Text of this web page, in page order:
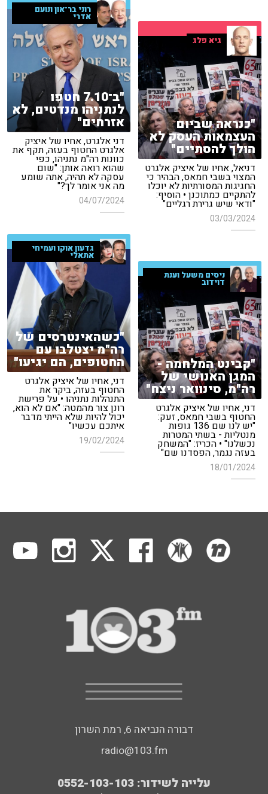
רוני בר־און ונועם
אדרי
"ב־7.10 חטפו
לנתניהו מנדטים, לא
אזרחים"
דני אלגרט, אחיו של איציק
אלגרט החטוף בעזה, תקף את
כוונות רה"מ נתניהו, כפי
שהוא רואה אותן: "שום
עסקה לא תהיה, אתה שומע
מה אני אומר לך?"
04/07/2024
גיא פלג
"כנראה שביום
העצמאות העסק לא
הולך להסתיים"
דניאל, אחיו של איציק אלגרט
המצוי בשבי חמאס, הבהיר כי
החגיגות המסורתיות לא יוכלו
להתקיים כמתוכנן • הוסיף:
"ודאי שיש גרירת רגליים"
03/03/2024
גדעון אוקו ועמיחי
אתאלי
"כשהאינטרסים של
רה"מ יצטלבו עם
החטופים, הם יגיעו"
דני, אחיו של איציק אלגרט
החטוף בעזה, ביקר את
התנהלות נתניהו • על פרישת
רונן צור מהמטה: "אם לא הוא,
יכול להיות שלא הייתי מדבר
איתכם עכשיו"
19/02/2024
ניסים משעל וענת
דוידוב
"קבינט המלחמה -
המגן האנושי של
רה"מ, סינוואר ניצח"
דני, אחיו של איציק אלגרט
החטוף בשבי חמאס, זעק:
"יש לנו שם 136 גופות
מנטליות - בשתי המטרות
נכשלנו" • הכריז: "המשחק
בעזה נגמר, הפסדנו שם"
18/01/2024
דבורה הנביאה 6, רמת השרון
radio@103.fm
עלייה לשידור: 0552-103-103